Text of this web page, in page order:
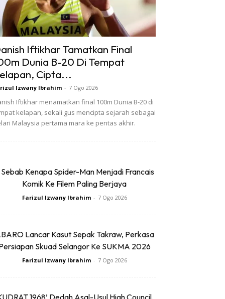
Iftikhar Tamatkan Final
Dunia B-20 Di Tempat
Cipta...
Izwany Ibrahim - 7 Ogo 2026
Iftikhar menamatkan final 100m Dunia B-20 di
kelapan, sekali gus mencipta sejarah sebagai
Malaysia pertama mara ke pentas akhir.
Kenapa Spider-Man Menjadi Francais
Komik Ke Filem Paling Berjaya
Farizul Izwany Ibrahim - 7 Ogo 2026
Lancar Kasut Sepak Takraw, Perkasa
Skuad Selangor Ke SUKMA 2026
Farizul Izwany Ibrahim - 7 Ogo 2026